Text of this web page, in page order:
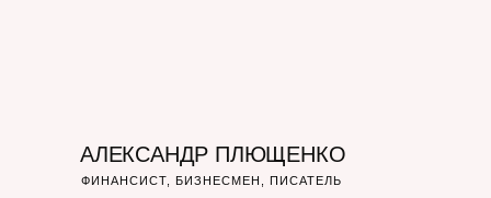
ФИНАНСИСТ, БИЗНЕСМЕН, ПИСАТЕЛЬ
АЛЕКСАНДР ПЛЮЩЕНКО